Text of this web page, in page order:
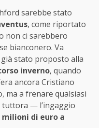
sarebbe stato
, come riportato
non ci sarebbero
bianconero. Va
stato proposto alla
inverno, quando
ancora Cristiano
ma a frenare qualsiasi
— l’ingaggio
milioni di euro a